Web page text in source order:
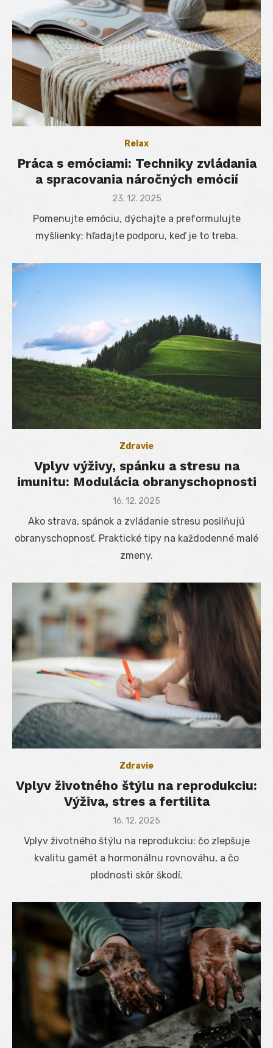
Relax
Práca s emóciami: Techniky zvládania
a spracovania náročných emócií
Posted
23. 12. 2025
Pomenujte emóciu, dýchajte a preformulujte
myšlienky; hľadajte podporu, keď je to treba.
Zdravie
Vplyv výživy, spánku a stresu na
imunitu: Modulácia obranyschopnosti
Posted
16. 12. 2025
Ako strava, spánok a zvládanie stresu posilňujú
obranyschopnosť. Praktické tipy na každodenné malé
zmeny.
Zdravie
Vplyv životného štýlu na reprodukciu:
Výživa, stres a fertilita
Posted
16. 12. 2025
Vplyv životného štýlu na reprodukciu: čo zlepšuje
kvalitu gamét a hormonálnu rovnováhu, a čo
plodnosti skôr škodí.